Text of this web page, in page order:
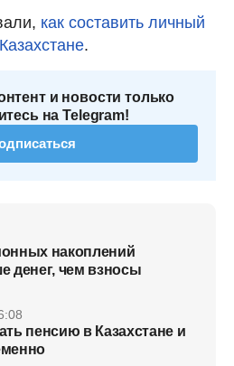
как составить личный
.
и новости только
на Telegram!
накоплений
денег, чем взносы
пенсию в Казахстане и